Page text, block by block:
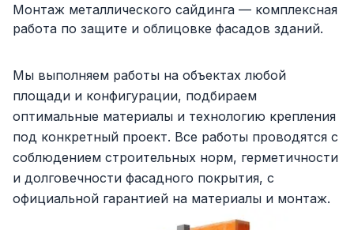
Монтаж металлического сайдинга — комплексная
работа по защите и облицовке фасадов зданий.
Мы выполняем работы на объектах любой
площади и конфигурации, подбираем
оптимальные материалы и технологию крепления
под конкретный проект. Все работы проводятся с
соблюдением строительных норм, герметичности
и долговечности фасадного покрытия, с
официальной гарантией на материалы и монтаж.